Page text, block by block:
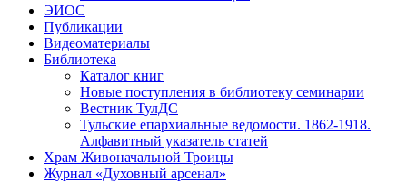
ЭИОС
Публикации
Видеоматериалы
Библиотека
Каталог книг
Новые поступления в библиотеку семинарии
Вестник ТулДС
Тульские епархиальные ведомости. 1862-1918.
Алфавитный указатель статей
Храм Живоначальной Троицы
Журнал «Духовный арсенал»